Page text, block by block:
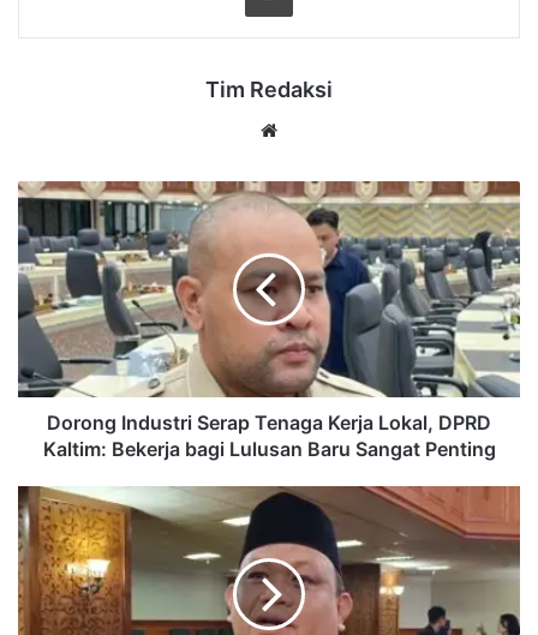
Tim Redaksi
Dorong
Serap
Tenaga
Kerja
Lokal,
DPRD
Kaltim:
Bekerja
Lulusan
Sangat
Penting
Dorong Industri Serap Tenaga Kerja Lokal, DPRD
Kaltim: Bekerja bagi Lulusan Baru Sangat Penting
Agusriansyah
Ridwan
Dorong
Pemberian
Insentif
Pengawas